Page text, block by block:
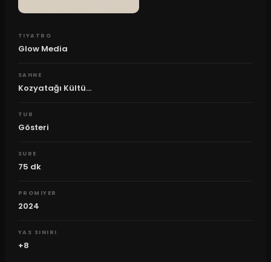
TIYATRO
Glow Media
SAHNE
Kozyatağı Kültü...
TUR
Gösteri
SURE
75 dk
PROMIYER
2024
YAS SINIRI
+8